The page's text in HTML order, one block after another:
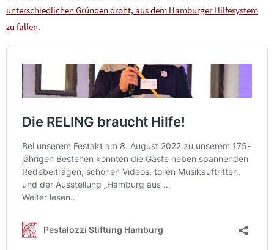
unterschiedlichen Gründen droht, aus dem Hamburger Hilfesystem
zu fallen.